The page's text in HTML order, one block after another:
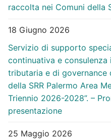
raccolta nei Comuni della
18 Giugno 2026
Servizio di supporto
continuativa e
tributaria e di
della SRR Palermo Area
Triennio 2026-2028”. –
presentazione
25 Maggio 2026